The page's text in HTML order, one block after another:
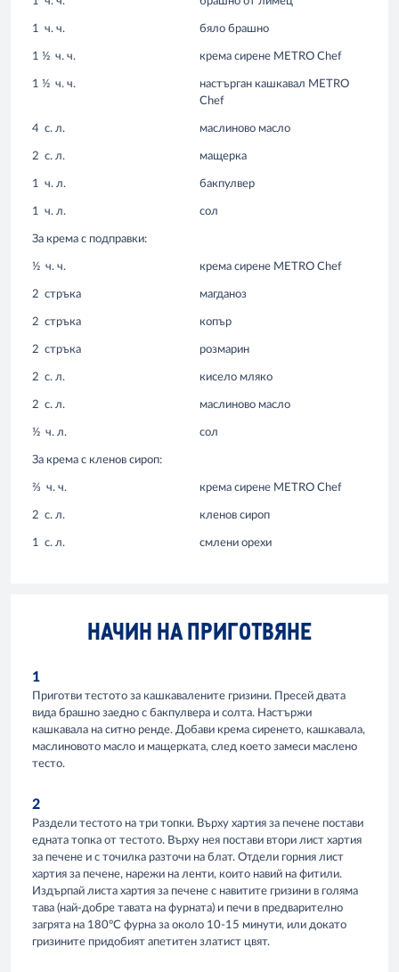
1 ч. ч. бяло брашно
1 ½ ч. ч. крема сирене METRO Chef
1 ½ ч. ч.
настърган кашкавал METRO
Chef
4 с. л. маслиново масло
2 с. л. мащерка
1 ч. л. бакпулвер
1 ч. л. сол
За крема с подправки:
½ ч. ч. крема сирене METRO Chef
2 стръка магданоз
2 стръка копър
2 стръка розмарин
2 с. л. кисело мляко
2 с. л. маслиново масло
½ ч. л. сол
За крема с кленов сироп:
⅔ ч. ч. крема сирене METRO Chef
2 с. л. кленов сироп
1 с. л. смлени орехи
НАЧИН НА ПРИГОТВЯНЕ
1
Приготви тестото за кашкавалените гризини. Пресей двата
вида брашно заедно с бакпулвера и солта. Настържи
кашкавала на ситно ренде. Добави крема сиренето, кашкавала,
маслиновото масло и мащерката, след което замеси маслено
тесто.
2
Раздели тестото на три топки. Върху хартия за печене постави
едната топка от тестото. Върху нея постави втори лист хартия
за печене и с точилка разточи на блат. Отдели горния лист
хартия за печене, нарежи на ленти, които навий на фитили.
Издърпай листа хартия за печене с навитите гризини в голяма
тава (най-добре тавата на фурната) и печи в предварително
загрята на 180°C фурна за около 10-15 минути, или докато
гризините придобият апетитен златист цвят.